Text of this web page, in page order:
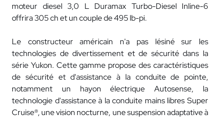
moteur diesel 3,0 L Duramax Turbo-Diesel Inline-6
offrira 305 ch et un couple de 495 lb-pi.
Le constructeur américain n'a pas lésiné sur les
technologies de divertissement et de sécurité dans la
série Yukon. Cette gamme propose des caractéristiques
de sécurité et d'assistance à la conduite de pointe,
notamment un hayon électrique Autosense, la
technologie d'assistance à la conduite mains libres Super
Cruise®, une vision nocturne, une suspension adaptative à